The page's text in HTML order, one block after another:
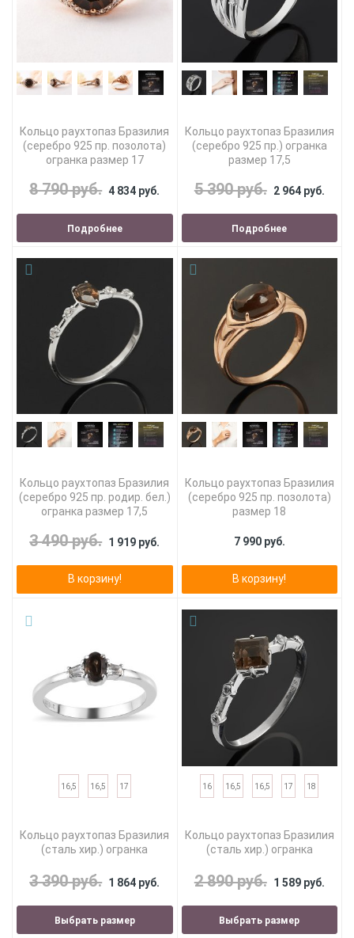
Кольцо раухтопаз Бразилия
(серебро 925 пр. позолота)
огранка размер 17
8 790 руб. 4 834 руб.
Подробнее
Кольцо раухтопаз Бразилия
(серебро 925 пр.) огранка
размер 17,5
5 390 руб. 2 964 руб.
Подробнее
Кольцо раухтопаз Бразилия
(серебро 925 пр. родир. бел.)
огранка размер 17,5
3 490 руб. 1 919 руб.
В корзину!
Кольцо раухтопаз Бразилия
(серебро 925 пр. позолота)
размер 18
7 990 руб.
В корзину!
16,5 16,5 17
Кольцо раухтопаз Бразилия
(сталь хир.) огранка
3 390 руб. 1 864 руб.
Выбрать размер
16 16,5 16,5 17 18
Кольцо раухтопаз Бразилия
(сталь хир.) огранка
2 890 руб. 1 589 руб.
Выбрать размер